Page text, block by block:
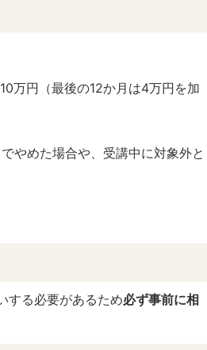
万円（最後の12か月は4万円を加
やめた場合や、受講中に対象外と
する必要があるため必ず事前に相